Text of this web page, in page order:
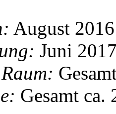
August 2016
Juni
Gesamt ca.